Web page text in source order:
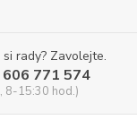
rady? Zavolejte.
771 574
8-15:30 hod.)